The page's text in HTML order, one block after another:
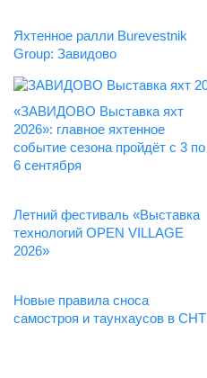
Яхтенное ралли Burevestnik
Group: Завидово
«ЗАВИДОВО Выставка яхт
2026»: главное яхтенное
событие сезона пройдёт с 3 по
6 сентября
Летний фестиваль «Выставка
технологий OPEN VILLAGE
2026»
Новые правила сноса
самостроя и таунхаусов в СНТ